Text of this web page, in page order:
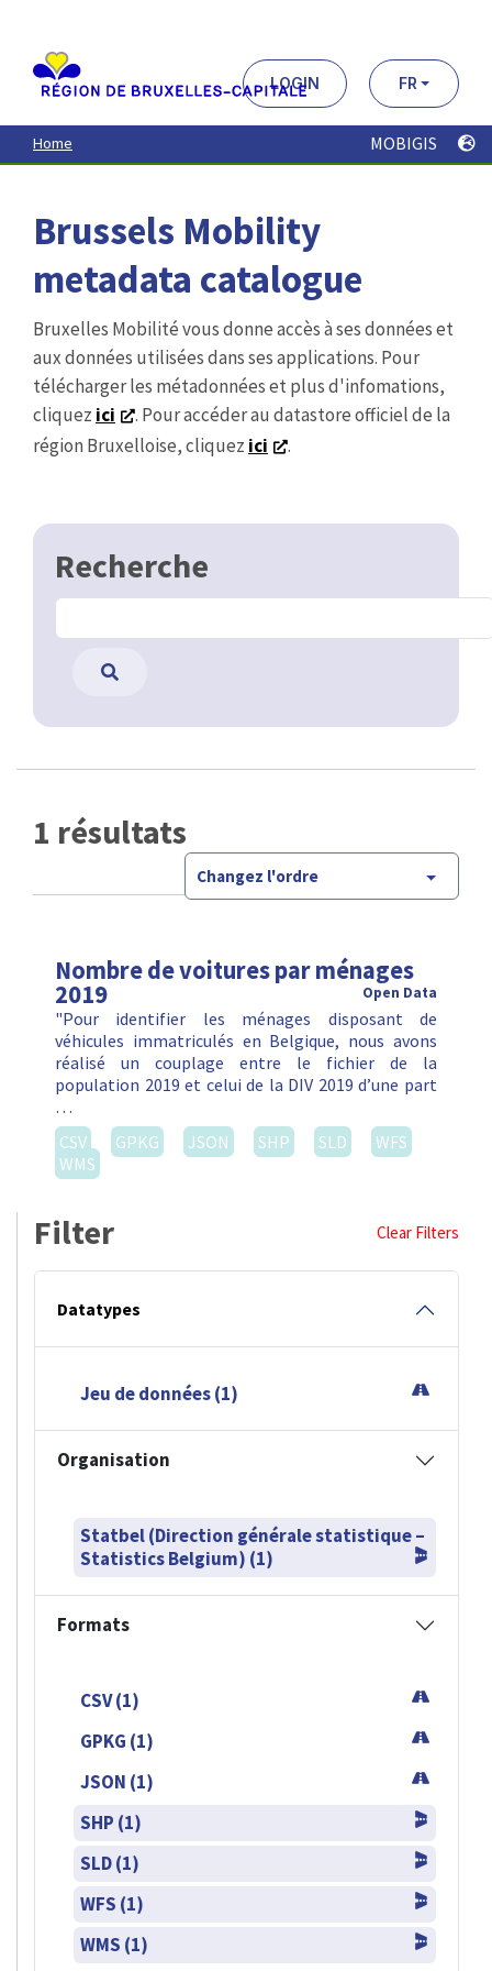
contenu
principal
LOGIN FR
Home MOBIGIS
Brussels Mobility
metadata catalogue
Bruxelles Mobilité vous donne accès à ses données et
aux données utilisées dans ses applications. Pour
télécharger les métadonnées et plus d'infomations,
cliquez ici
. Pour accéder au datastore officiel de la
région Bruxelloise, cliquez ici .
Recherche
1 résultats
Changez l'ordre
Nombre de voitures par ménages
2019 Open Data
"Pour identifier les ménages disposant de
véhicules immatriculés en Belgique, nous avons
réalisé un couplage entre le fichier de la
population 2019 et celui de la DIV 2019 d’une part
…
CSV
GPKG JSON SHP SLD
WFS
WMS
Filter Clear Filters
Datatypes
Jeu de données (1)
Organisation
Statbel (Direction générale statistique –
Statistics Belgium) (1)
Formats
CSV (1)
GPKG (1)
JSON (1)
SHP (1)
SLD (1)
WFS (1)
WMS (1)